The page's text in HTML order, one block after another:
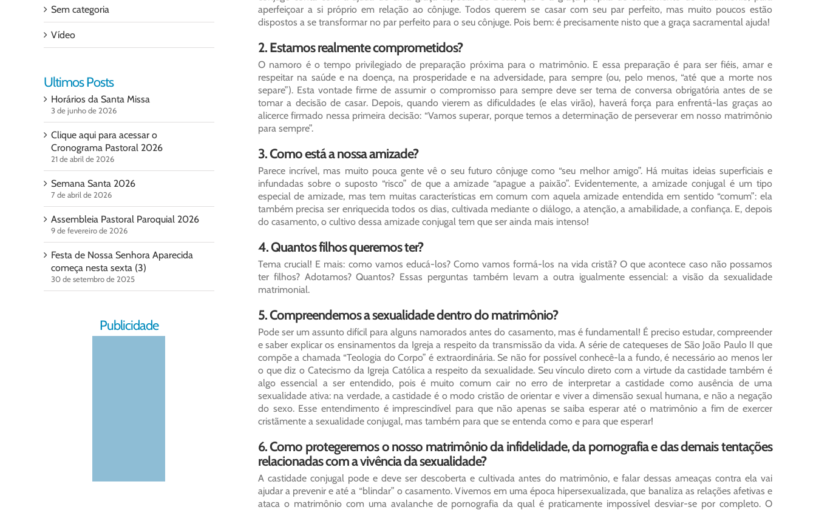
aperfeiçoar a si próprio em relação ao cônjuge. Todos querem se casar com seu par perfeito, mas muito poucos estão
dispostos a se transformar no par perfeito para o seu cônjuge. Pois bem: é precisamente nisto que a graça sacramental ajuda!
2. Estamos realmente comprometidos?
O namoro é o tempo privilegiado de preparação próxima para o matrimônio. E essa preparação é para ser fiéis, amar e
respeitar na saúde e na doença, na prosperidade e na adversidade, para sempre (ou, pelo menos, “até que a morte nos
separe”). Esta vontade firme de assumir o compromisso para sempre deve ser tema de conversa obrigatória antes de se
tomar a decisão de casar. Depois, quando vierem as dificuldades (e elas virão), haverá força para enfrentá-las graças ao
alicerce firmado nessa primeira decisão: “Vamos superar, porque temos a determinação de perseverar em nosso matrimônio
para sempre”.
3. Como está a nossa amizade?
Parece incrível, mas muito pouca gente vê o seu futuro cônjuge como “seu melhor amigo”. Há muitas ideias superficiais e
infundadas sobre o suposto “risco” de que a amizade “apague a paixão”. Evidentemente, a amizade conjugal é um tipo
especial de amizade, mas tem muitas características em comum com aquela amizade entendida em sentido “comum”: ela
também precisa ser enriquecida todos os dias, cultivada mediante o diálogo, a atenção, a amabilidade, a confiança. E, depois
do casamento, o cultivo dessa amizade conjugal tem que ser ainda mais intenso!
4. Quantos filhos queremos ter?
Tema crucial! E mais: como vamos educá-los? Como vamos formá-los na vida cristã? O que acontece caso não possamos
ter filhos? Adotamos? Quantos? Essas perguntas também levam a outra igualmente essencial: a visão da sexualidade
matrimonial.
5. Compreendemos a sexualidade dentro do matrimônio?
Pode ser um assunto difícil para alguns namorados antes do casamento, mas é fundamental! É preciso estudar, compreender
e saber explicar os ensinamentos da Igreja a respeito da transmissão da vida. A série de catequeses de São João Paulo II que
compõe a chamada “Teologia do Corpo” é extraordinária. Se não for possível conhecê-la a fundo, é necessário ao menos ler
o que diz o Catecismo da Igreja Católica a respeito da sexualidade. Seu vínculo direto com a virtude da castidade também é
algo essencial a ser entendido, pois é muito comum cair no erro de interpretar a castidade como ausência de uma
sexualidade ativa: na verdade, a castidade é o modo cristão de orientar e viver a dimensão sexual humana, e não a negação
do sexo. Esse entendimento é imprescindível para que não apenas se saiba esperar até o matrimônio a fim de exercer
cristãmente a sexualidade conjugal, mas também para que se entenda como e para que esperar!
6. Como protegeremos o nosso matrimônio da infidelidade, da pornografia e das demais tentações
relacionadas com a vivência da sexualidade?
A castidade conjugal pode e deve ser descoberta e cultivada antes do matrimônio, e falar dessas ameaças contra ela vai
ajudar a prevenir e até a “blindar” o casamento. Vivemos em uma época hipersexualizada, que banaliza as relações afetivas e
ataca o matrimônio com uma avalanche de pornografia da qual é praticamente impossível desviar-se por completo. O
Sem categoria
Vídeo
Ultimos Posts
Horários da Santa Missa
3 de junho de 2026
Clique aqui para acessar o
Cronograma Pastoral 2026
21 de abril de 2026
Semana Santa 2026
7 de abril de 2026
Assembleia Pastoral Paroquial 2026
9 de fevereiro de 2026
Festa de Nossa Senhora Aparecida
começa nesta sexta (3)
30 de setembro de 2025
Publicidade